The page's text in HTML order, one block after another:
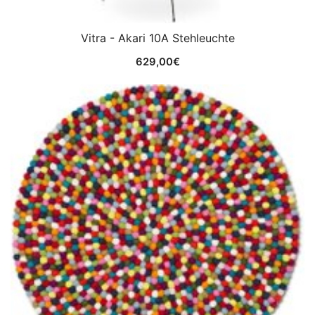
Vitra - Akari 10A Stehleuchte
629,00€